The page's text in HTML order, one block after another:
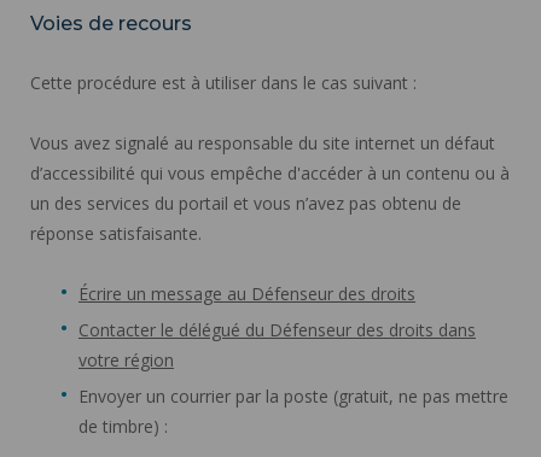
Voies de recours
Cette procédure est à utiliser dans le cas suivant :
Vous avez signalé au responsable du site internet un défaut
d’accessibilité qui vous empêche d'accéder à un contenu ou à
un des services du portail et vous n’avez pas obtenu de
réponse satisfaisante.
Écrire un message au Défenseur des droits
Contacter le délégué du Défenseur des droits dans
votre région
Envoyer un courrier par la poste (gratuit, ne pas mettre
de timbre) :